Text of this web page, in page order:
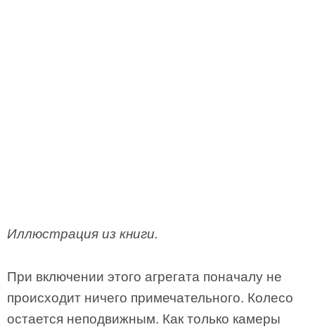
Иллюстрация из книги.
При включении этого агрегата поначалу не
происходит ничего примечательного. Колесо
остается неподвижным. Как только камеры